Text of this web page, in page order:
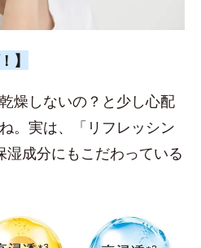
】
燥しないの？と少し心配
。実は、「リフレッシン
湿成分にもこだわっている